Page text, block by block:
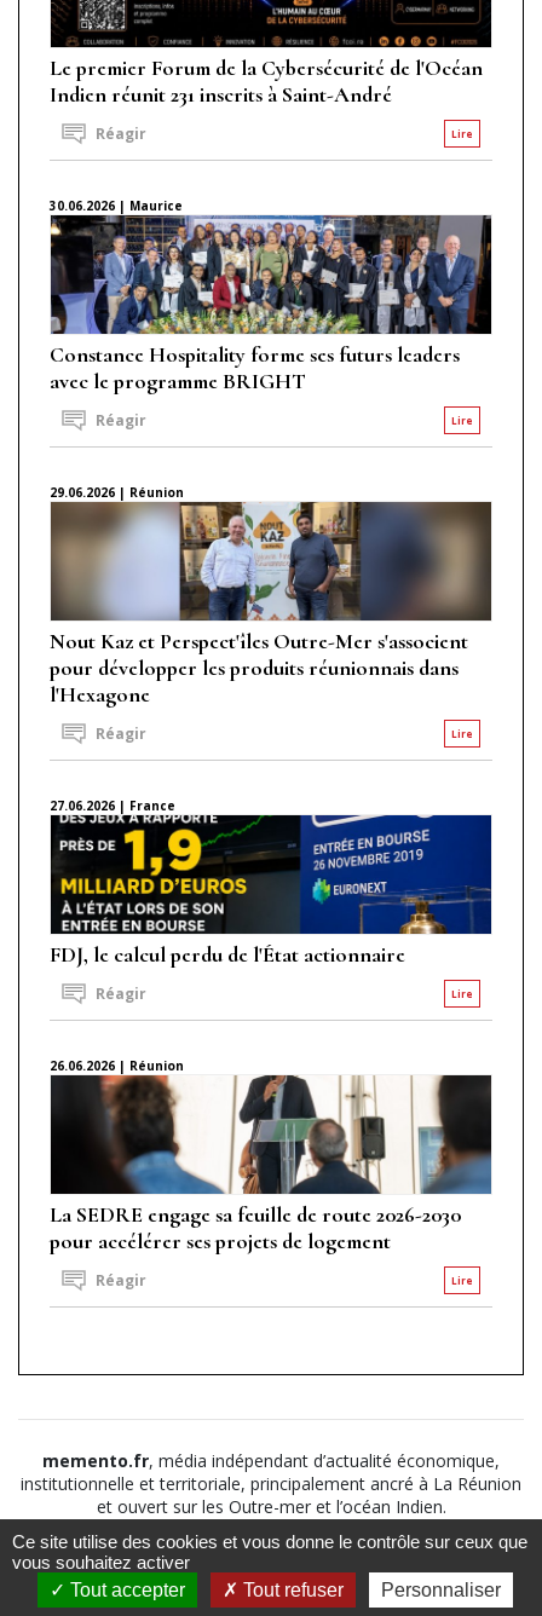
Le premier Forum de la Cybersécurité de l'Océan
Indien réunit 231 inscrits à Saint-André
Lire
Réagir
30.06.2026 | Maurice
Constance Hospitality forme ses futurs leaders
avec le programme BRIGHT
Lire
Réagir
29.06.2026 | Réunion
Nout Kaz et Perspect'îles Outre-Mer s'associent
pour développer les produits réunionnais dans
l'Hexagone
Lire
Réagir
27.06.2026 | France
FDJ, le calcul perdu de l'État actionnaire
Lire
Réagir
26.06.2026 | Réunion
La SEDRE engage sa feuille de route 2026-2030
pour accélérer ses projets de logement
Lire
Réagir
memento.fr, média indépendant d’actualité économique,
institutionnelle et territoriale, principalement ancré à La Réunion
et ouvert sur les Outre-mer et l’océan Indien.
©2026
Mémento
Suivez nous sur Notice légale
Politique de
confidentialité-CGV-CGU
Ce site utilise des cookies et vous donne le contrôle sur ceux que
vous souhaitez activer
Tout accepter
Tout refuser
Personnaliser